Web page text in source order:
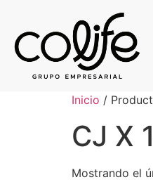
Inicio /
CJ X
Mostrando el